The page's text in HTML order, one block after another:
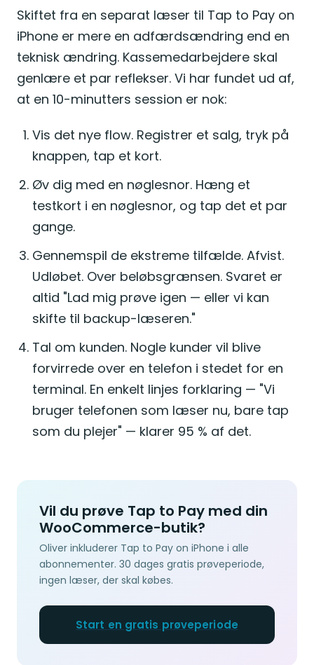
Skiftet fra en separat læser til Tap to Pay on
iPhone er mere en adfærdsændring end en
teknisk ændring. Kassemedarbejdere skal
genlære et par reflekser. Vi har fundet ud af,
at en 10-minutters session er nok:
Vis det nye flow. Registrer et salg, tryk på
knappen, tap et kort.
Øv dig med en nøglesnor. Hæng et
testkort i en nøglesnor, og tap det et par
gange.
Gennemspil de ekstreme tilfælde. Afvist.
Udløbet. Over beløbsgrænsen. Svaret er
altid "Lad mig prøve igen — eller vi kan
skifte til backup-læseren."
Tal om kunden. Nogle kunder vil blive
forvirrede over en telefon i stedet for en
terminal. En enkelt linjes forklaring — "Vi
bruger telefonen som læser nu, bare tap
som du plejer" — klarer 95 % af det.
Vil du prøve Tap to Pay med din
WooCommerce-butik?
Oliver inkluderer Tap to Pay on iPhone i alle
abonnementer. 30 dages gratis prøveperiode,
ingen læser, der skal købes.
Start en gratis prøveperiode